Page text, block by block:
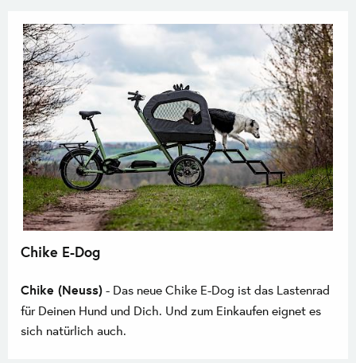
Chike E-Dog
Chike (Neuss)- Das neue Chike E-Dog ist das Lastenrad
für Deinen Hund und Dich. Und zum Einkaufen eignet es
sich natürlich auch.